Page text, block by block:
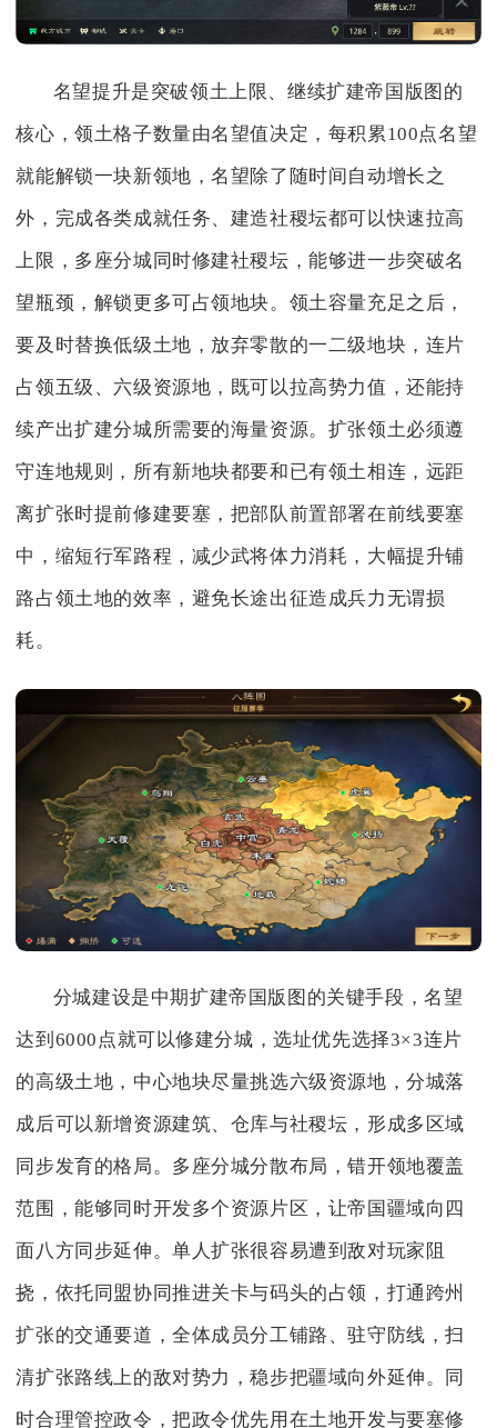
名望提升是突破领土上限、继续扩建帝国版图的
核心，领土格子数量由名望值决定，每积累100点名望
就能解锁一块新领地，名望除了随时间自动增长之
外，完成各类成就任务、建造社稷坛都可以快速拉高
上限，多座分城同时修建社稷坛，能够进一步突破名
望瓶颈，解锁更多可占领地块。领土容量充足之后，
要及时替换低级土地，放弃零散的一二级地块，连片
占领五级、六级资源地，既可以拉高势力值，还能持
续产出扩建分城所需要的海量资源。扩张领土必须遵
守连地规则，所有新地块都要和已有领土相连，远距
离扩张时提前修建要塞，把部队前置部署在前线要塞
中，缩短行军路程，减少武将体力消耗，大幅提升铺
路占领土地的效率，避免长途出征造成兵力无谓损
耗。
分城建设是中期扩建帝国版图的关键手段，名望
达到6000点就可以修建分城，选址优先选择3×3连片
的高级土地，中心地块尽量挑选六级资源地，分城落
成后可以新增资源建筑、仓库与社稷坛，形成多区域
同步发育的格局。多座分城分散布局，错开领地覆盖
范围，能够同时开发多个资源片区，让帝国疆域向四
面八方同步延伸。单人扩张很容易遭到敌对玩家阻
挠，依托同盟协同推进关卡与码头的占领，打通跨州
扩张的交通要道，全体成员分工铺路、驻守防线，扫
清扩张路线上的敌对势力，稳步把疆域向外延伸。同
时合理管控政令，把政令优先用在土地开发与要塞修